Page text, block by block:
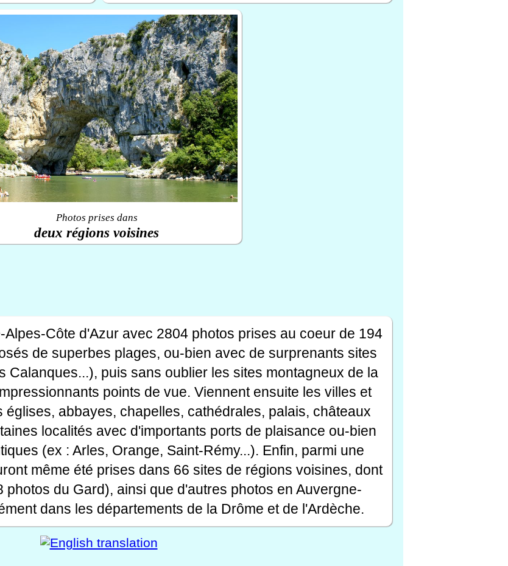
Photos prises dans
deux régions voisines
Côte d'Azur avec 2804 photos prises au coeur de 194
de superbes plages, ou-bien avec de surprenants sites
Calanques...), puis sans oublier les sites montagneux de la
points de vue. Viennent ensuite les villes et
abbayes, chapelles, cathédrales, palais, châteaux
localités avec d'importants ports de plaisance ou-bien
(ex : Arles, Orange, Saint-Rémy...). Enfin, parmi une
même été prises dans 66 sites de régions voisines, dont
photos du Gard), ainsi que d'autres photos en Auvergne-
dans les départements de la Drôme et de l'Ardèche.